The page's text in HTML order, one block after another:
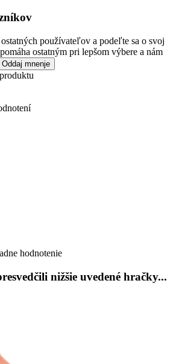
používateľov a podeľte sa o svoj
ostatným pri lepšom výbere a nám
Oddaj mnenje
hodnotenie
nižšie uvedené hračky...